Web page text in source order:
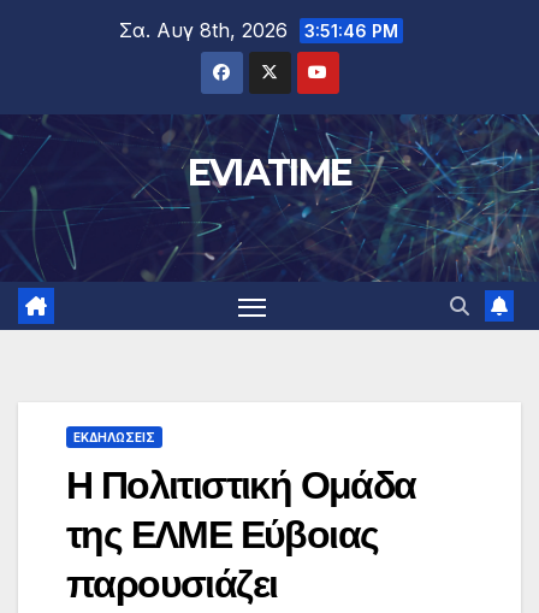
Σα. Αυγ 8th, 2026 3:51:47 PM
EVIATIME
ΕΚΔΗΛΩΣΕΙΣ
Η Πολιτιστική Ομάδα
της ΕΛΜΕ Εύβοιας
παρουσιάζει